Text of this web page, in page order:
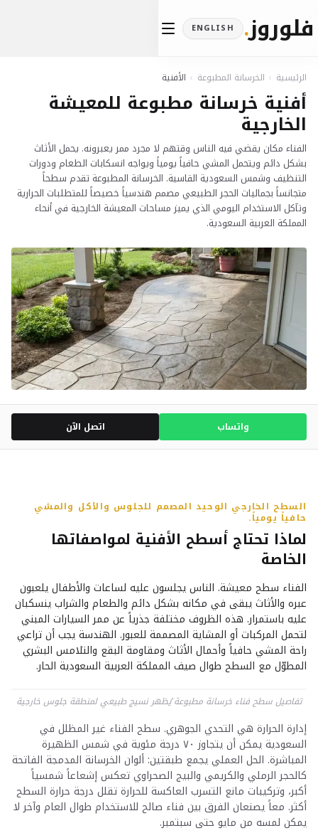
فلوروز.
ENGLISH
الرئيسية › الخرسانة المطبوعة › الأفنية
أفنية خرسانة مطبوعة للمعيشة
الخارجية
الفناء مكان يقضي فيه الناس وقتهم لا مجرد ممر يعبرونه. يحمل الأثاث
بشكل دائم ويتحمل المشي حافياً يومياً ويواجه انسكابات الطعام ودورات
التنظيف وشمس السعودية القاسية. الخرسانة المطبوعة تقدم سطحاً
متجانساً بجماليات الحجر الطبيعي مصمم هندسياً خصيصاً للمتطلبات الحرارية
وتآكل الاستخدام اليومي الذي يميز مساحات المعيشة الخارجية في أنحاء
المملكة العربية السعودية.
واتساب اتصل الآن
السطح الخارجي الوحيد المصمم للجلوس والأكل والمشي
حافياً يومياً.
لماذا تحتاج أسطح الأفنية لمواصفاتها
الخاصة
الفناء سطح معيشة. الناس يجلسون عليه لساعات والأطفال يلعبون
عبره والأثاث يبقى في مكانه بشكل دائم والطعام والشراب ينسكبان
عليه باستمرار. هذه الظروف مختلفة جذرياً عن ممر السيارات المبني
لتحمل المركبات أو المشاية المصممة للعبور. الهندسة يجب أن تراعي
راحة المشي حافياً وأحمال الأثاث ومقاومة البقع والتلامس البشري
المطوّل مع السطح طوال صيف المملكة العربية السعودية الحار.
تفاصيل سطح فناء خرسانة مطبوعة يُظهر نسيج طبيعي لمنطقة جلوس خارجية
إدارة الحرارة هي التحدي الجوهري. سطح الفناء غير المظلل في
السعودية يمكن أن يتجاوز ٧٠ درجة مئوية في شمس الظهيرة
المباشرة. الحل العملي يجمع طبقتين: ألوان الخرسانة المدمجة الفاتحة
كالحجر الرملي والكريمي والبيج الصحراوي تعكس إشعاعاً شمسياً
أكبر، وتركيبات مانع التسرب العاكسة للحرارة تقلل درجة حرارة السطح
أكثر. معاً يصنعان الفرق بين فناء صالح للاستخدام طوال العام وآخر لا
يمكن لمسه من مايو حتى سبتمبر.